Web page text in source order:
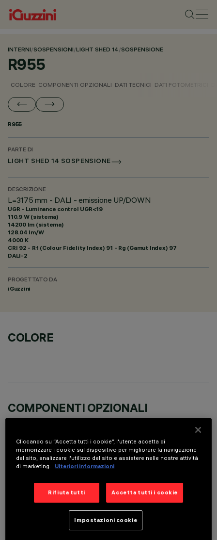
INTERNI/SOSPENSIONI/LIGHT SHED 14/SOSPENSIONE
R955
COLORE COMPONENTI OPZIONALI DATI TECNICI DATI FOTOMETRICI
R955
PARTE DI
LIGHT SHED 14 SOSPENSIONE
DESCRIZIONE
L=3175 mm - DALI - emissione UP/DOWN
UGR - Luminance control UGR<19
110.9 W (sistema)
14200 lm (sistema)
128.04 lm/W
4000 K
CRI 92 - Rf (Colour Fidelity Index) 91 - Rg (Gamut Index) 97
DALI-2
PROGETTATO DA
iGuzzini
COLORE
COMPONENTI OPZIONALI
ULTIMO AGGIORNAMENTO: 06/08/2026
Cliccando su “Accetta tutti i cookie”, l'utente accetta di
memorizzare i cookie sul dispositivo per migliorare la navigazione
del sito, analizzare l'utilizzo del sito e assistere nelle nostre attività
di marketing.
Ulteriori informazioni
Rifiuta tutti Accetta tutti i cookie
Impostazioni cookie